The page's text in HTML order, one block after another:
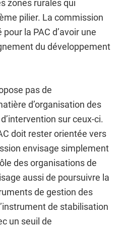
zones rurales qui
pilier. La commission
la PAC d’avoir une
du développement
pas de
d’organisation des
sur ceux-ci.
doit rester orientée vers
envisage simplement
des organisations de
aussi de poursuivre la
de gestion des
de stabilisation
un seuil de